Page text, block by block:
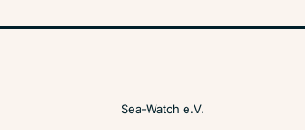
Sea-Watch e.V.